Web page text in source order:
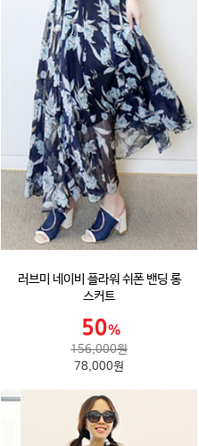
러브미 네이비 플라워 쉬폰 밴딩 롱
스커트
156,000원
78,000원